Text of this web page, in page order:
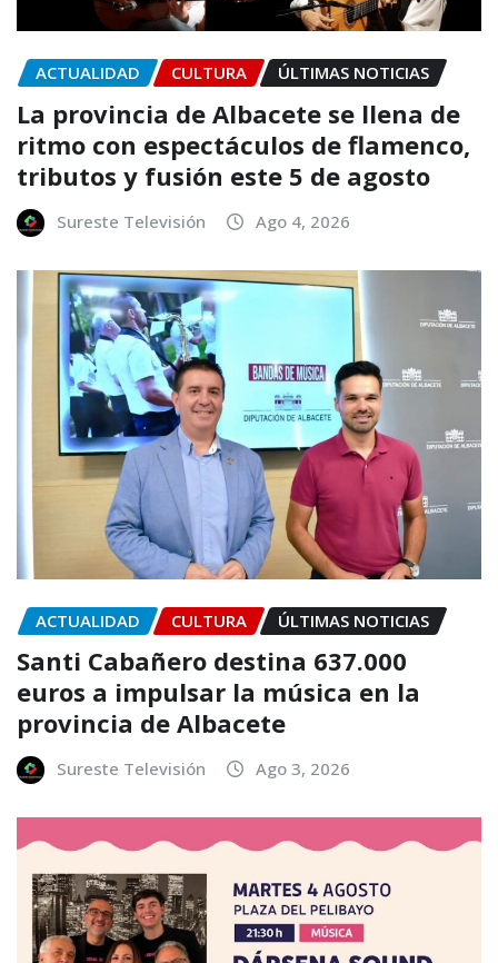
ACTUALIDAD CULTURA ÚLTIMAS NOTICIAS
La provincia de Albacete se llena de
ritmo con espectáculos de flamenco,
tributos y fusión este 5 de agosto
Sureste Televisión Ago 4, 2026
ACTUALIDAD CULTURA ÚLTIMAS NOTICIAS
Santi Cabañero destina 637.000
euros a impulsar la música en la
provincia de Albacete
Sureste Televisión Ago 3, 2026